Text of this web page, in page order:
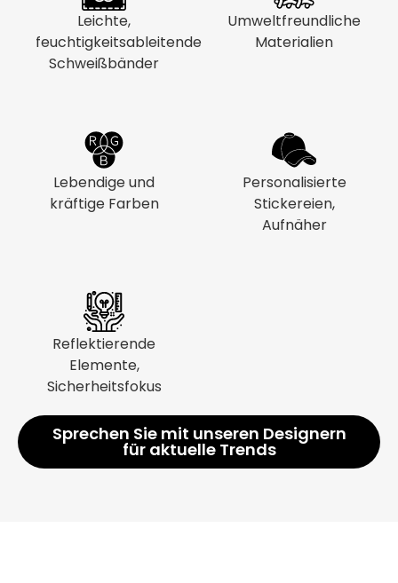
Leichte,
feuchtigkeitsableitende
Schweißbänder
Umweltfreundliche
Materialien
Lebendige und
kräftige Farben
Personalisierte
Stickereien,
Aufnäher
Reflektierende
Elemente,
Sicherheitsfokus
Sprechen Sie mit unseren Designern
für aktuelle Trends